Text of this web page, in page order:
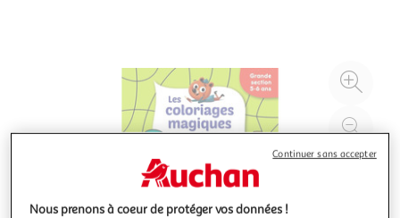
à
Nous prenons à coeur de protéger vos données !
Continuer sans accepter